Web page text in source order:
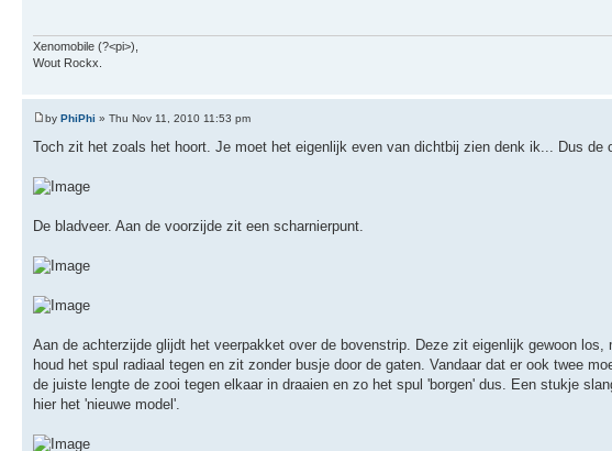
Xenomobile (?<pi>),
Wout Rockx.
by PhiPhi » Thu Nov 11, 2010 11:53 pm
Toch zit het zoals het hoort. Je moet het eigenlijk even van dichtbij zien denk ik... Dus de
De bladveer. Aan de voorzijde zit een scharnierpunt.
Aan de achterzijde glijdt het veerpakket over de bovenstrip. Deze zit eigenlijk gewoon
houd het spul radiaal tegen en zit zonder busje door de gaten. Vandaar dat er ook twee
de juiste lengte de zooi tegen elkaar in draaien en zo het spul 'borgen' dus. Een stukje
hier het 'nieuwe model'.